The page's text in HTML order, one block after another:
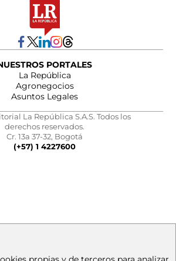
PORTALES
La República
Agronegocios
Asuntos Legales
La República S.A.S. Todos los
derechos reservados.
Cr. 13a 37-32, Bogotá
(+57) 1 4227600